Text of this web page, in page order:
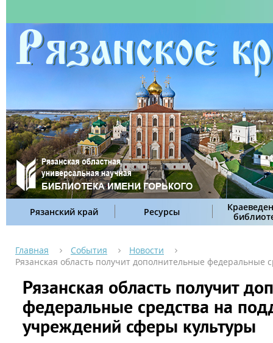
Рязанский край Ресурсы
Главная События
Новости
Рязанская область получит дополнительные
Рязанская область получит
федеральные средства на
учреждений сферы культуры